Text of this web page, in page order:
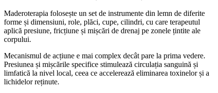
Maderoterapia folosește un set de instrumente din lemn de diferite
forme și dimensiuni, role, plăci, cupe, cilindri, cu care terapeutul
aplică presiune, fricțiune și mișcări de drenaj pe zonele țintite ale
corpului.
Mecanismul de acțiune e mai complex decât pare la prima vedere.
Presiunea și mișcările specifice stimulează circulația sanguină și
limfatică la nivel local, ceea ce accelerează eliminarea toxinelor și a
lichidelor reținute.